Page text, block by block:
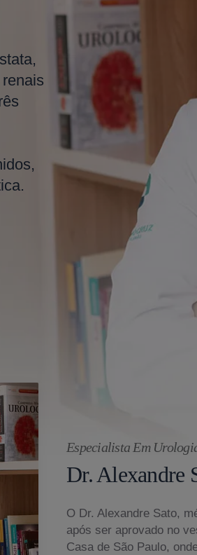
Especialista Em
Dr. Alexandre
O Dr. Alexandre Sato,
após ser aprovado no
Casa de São Paulo,